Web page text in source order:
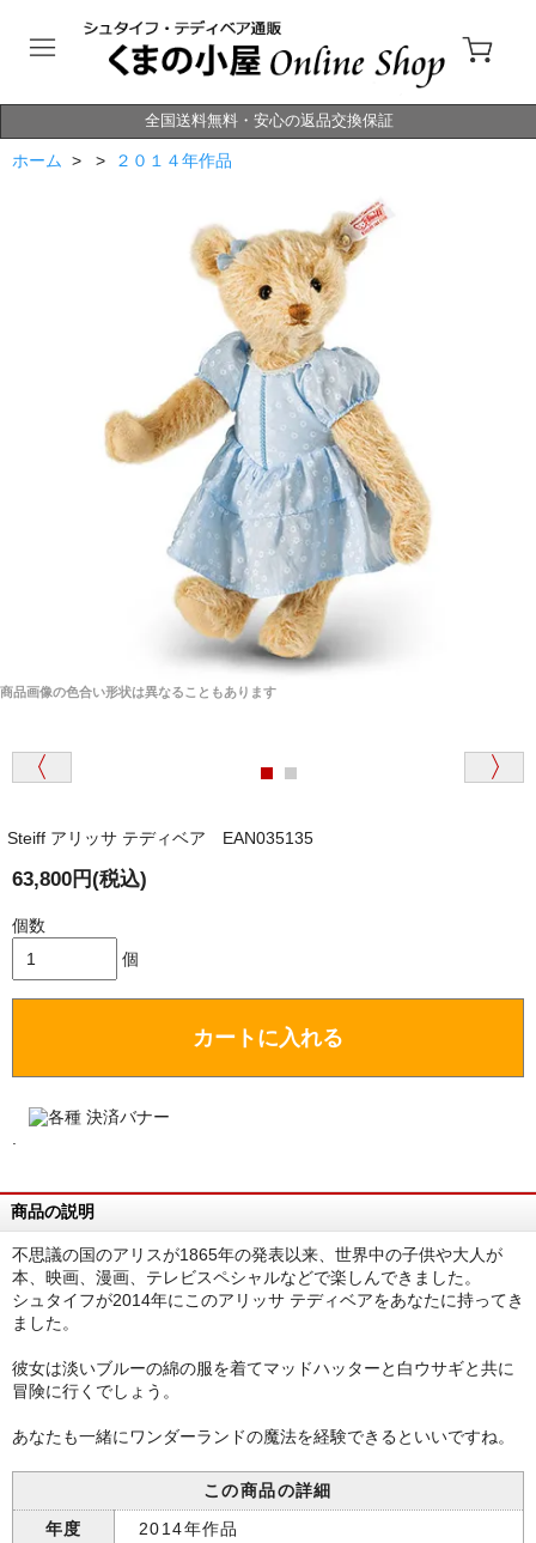
全国送料無料・安心の返品交換保証
ホーム > > ２０１４年作品
商品画像の色合い形状は異なることもあります
Steiff アリッサ テディベア EAN035135
63,800円(税込)
個数
個
カートに入れる
商品の説明
不思議の国のアリスが1865年の発表以来、世界中の子供や大人が
本、映画、漫画、テレビスペシャルなどで楽しんできました。
シュタイフが2014年にこのアリッサ テディベアをあなたに持ってき
ました。
彼女は淡いブルーの綿の服を着てマッドハッターと白ウサギと共に
冒険に行くでしょう。
あなたも一緒にワンダーランドの魔法を経験できるといいですね。
この商品の詳細
年度
2014年作品